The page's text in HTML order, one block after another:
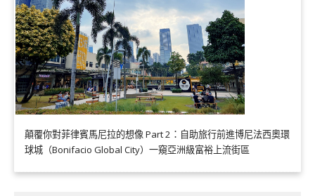
顛覆你對菲律賓馬尼拉的想像 Part 2：自助旅行前進博尼法西奧環
球城（Bonifacio Global City）一窺亞洲級富裕上流街區